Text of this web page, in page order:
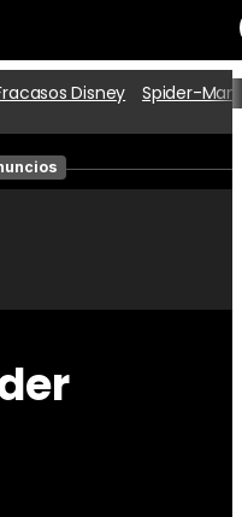
Películas
Disney Spider-